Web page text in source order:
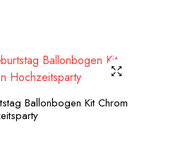
Ballonbogen Kit Chrom